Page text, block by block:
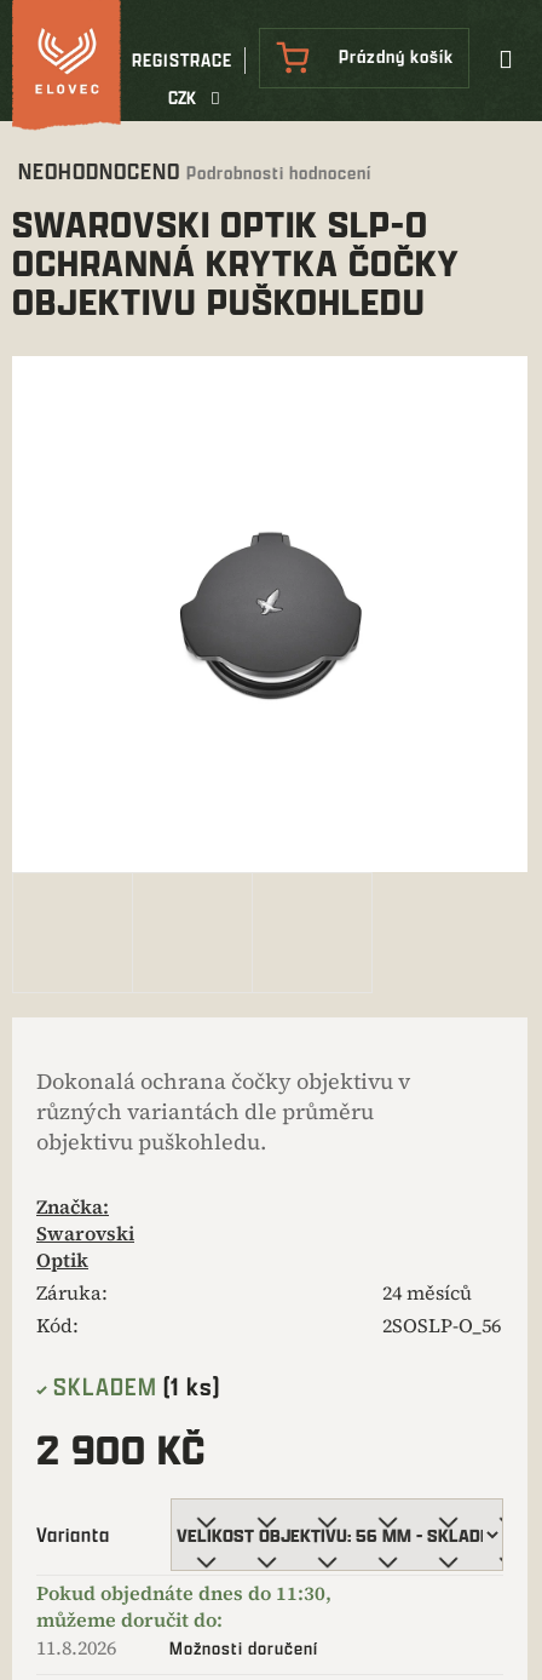
Přejít
na
obsah
CZK
REGISTRACE
NÁKUPNÍ
KOŠÍK
Prázdný košík
Průměrné
produktu
je
0,0
z
hvězdiček.
NEOHODNOCENO Podrobnosti hodnocení
SWAROVSKI OPTIK SLP-O
OCHRANNÁ KRYTKA ČOČKY
OBJEKTIVU PUŠKOHLEDU
Dokonalá ochrana čočky objektivu v
různých variantách dle průměru
objektivu puškohledu.
Značka:
Swarovski
Optik
Záruka:
24 měsíců
Kód:
2SOSLP-O_56
SKLADEM (1 ks)
2 900 KČ
Varianta
11.8.2026 Možnosti doručení